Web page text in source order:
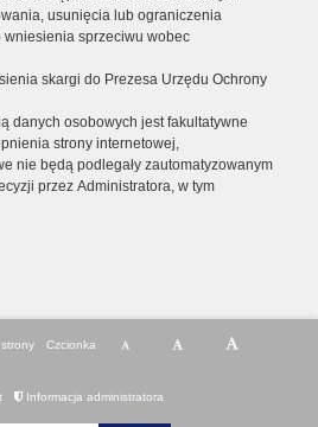
usunięcia lub ograniczenia
sprzeciwu wobec
skargi do Prezesa Urzędu Ochrony
danych osobowych jest fakultatywne
strony internetowej,
nie będą podlegały zautomatyzowanym
przez Administratora, w tym
Czcionka
Informacja administratora